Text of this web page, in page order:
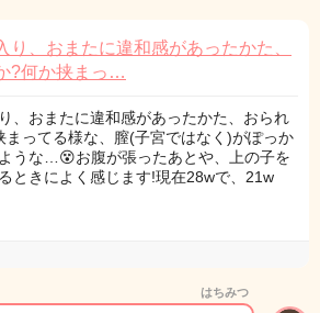
り、おまたに違和感があったかた、
?何か挟まっ…
、おまたに違和感があったかた、おられ
まってる様な、膣(子宮ではなく)がぽっか
うな…😵お腹が張ったあとや、上の子を
ときによく感じます!現在28wで、21w
はちみつ